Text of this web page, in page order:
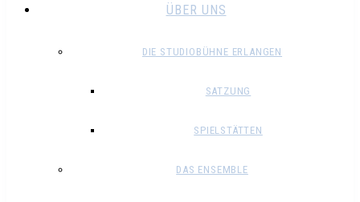
ÜBER UNS
DIE STUDIOBÜHNE ERLANGEN
SATZUNG
SPIELSTÄTTEN
DAS ENSEMBLE